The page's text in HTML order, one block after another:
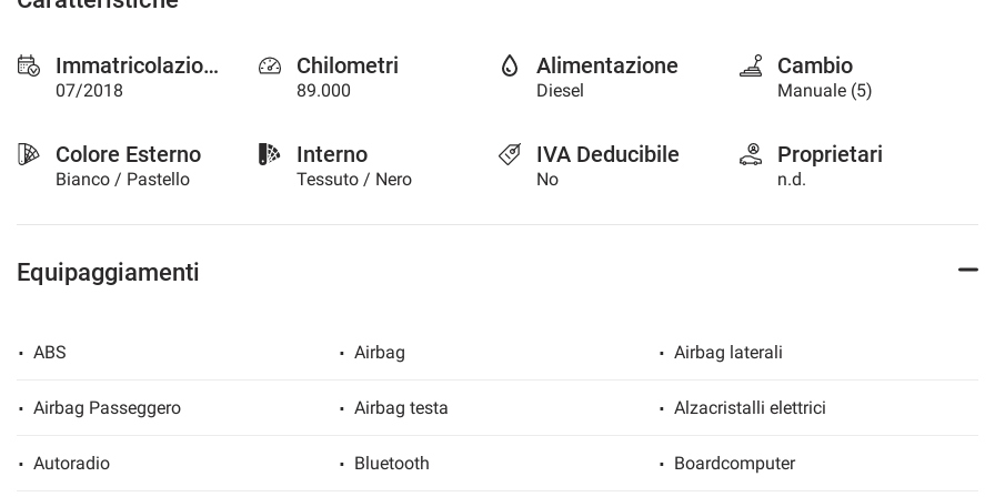
Immatricolazione
07/2018
Chilometri
89.000
Alimentazione
Diesel
Cambio
Manuale (5)
Colore Esterno
Bianco / Pastello
Interno
Tessuto / Nero
IVA Deducibile
No
Proprietari
n.d.
Equipaggiamenti
ABS Airbag Airbag laterali
Airbag Passeggero Airbag testa Alzacristalli elettrici
Autoradio Bluetooth Boardcomputer
di
tracciamento
alla
cookie
Puoi
e
modificare
scelte
qualsiasi
momento.